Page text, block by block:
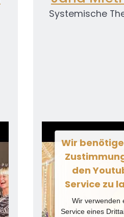
Systemische
Wir
den
Service zu
Wir verwenden
Service eines